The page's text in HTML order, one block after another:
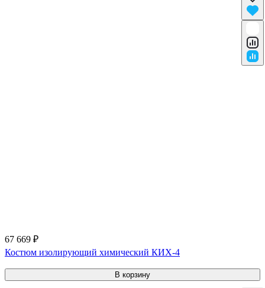
67 669 ₽
Костюм изолирующий химический КИХ-4
В корзину